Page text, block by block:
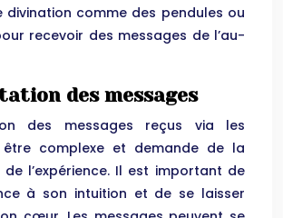
divination comme des pendules ou
recevoir des messages de l’au-
des messages
des messages reçus via les
complexe et demande de la
l’expérience. Il est important de
à son intuition et de se laisser